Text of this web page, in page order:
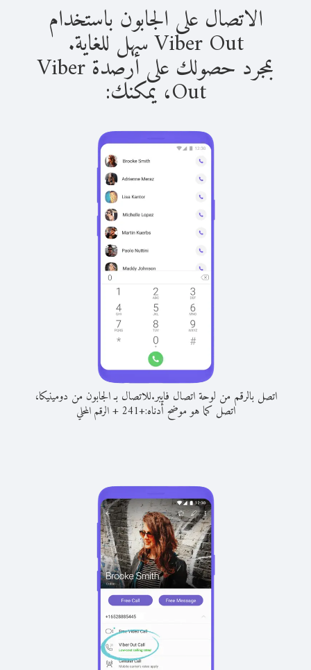
الاتصال على الجابون باستخدام
Viber Out سهل للغاية.
بمجرد حصولك على أرصدة Viber
Out، يمكنك:
اتصل بالرقم من لوحة اتصال فايبر.للاتصال بـ الجابون من دومينيكا،
اتصل كما هو موضح أدناه:+
241
+الرقم المحلي